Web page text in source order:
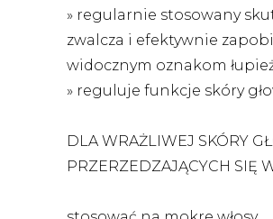
» regularnie stosowany
zwalcza i efektywnie
widocznym oznakom
» reguluje funkcje skóry
DLA WRAŻLIWEJ SKÓRY
PRZERZEDZAJĄCYCH SIĘ